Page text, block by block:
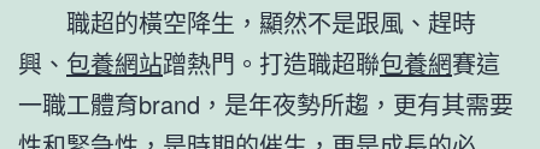
職超的橫空降生，顯然不是跟風、趕時
興、 包養網站蹭熱門。打造職超聯包養網賽這
一職工體育brand，是年夜勢所趨，更有其需要